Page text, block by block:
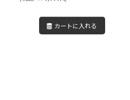
カートに入れる